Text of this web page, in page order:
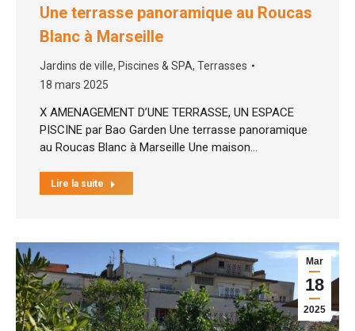
Une terrasse panoramique au Roucas
Blanc à Marseille
Jardins de ville, Piscines & SPA, Terrasses
18 mars 2025
X AMENAGEMENT D’UNE TERRASSE, UN ESPACE
PISCINE par Bao Garden Une terrasse panoramique
au Roucas Blanc à Marseille Une maison…
Lire la suite
Mar
18
2025